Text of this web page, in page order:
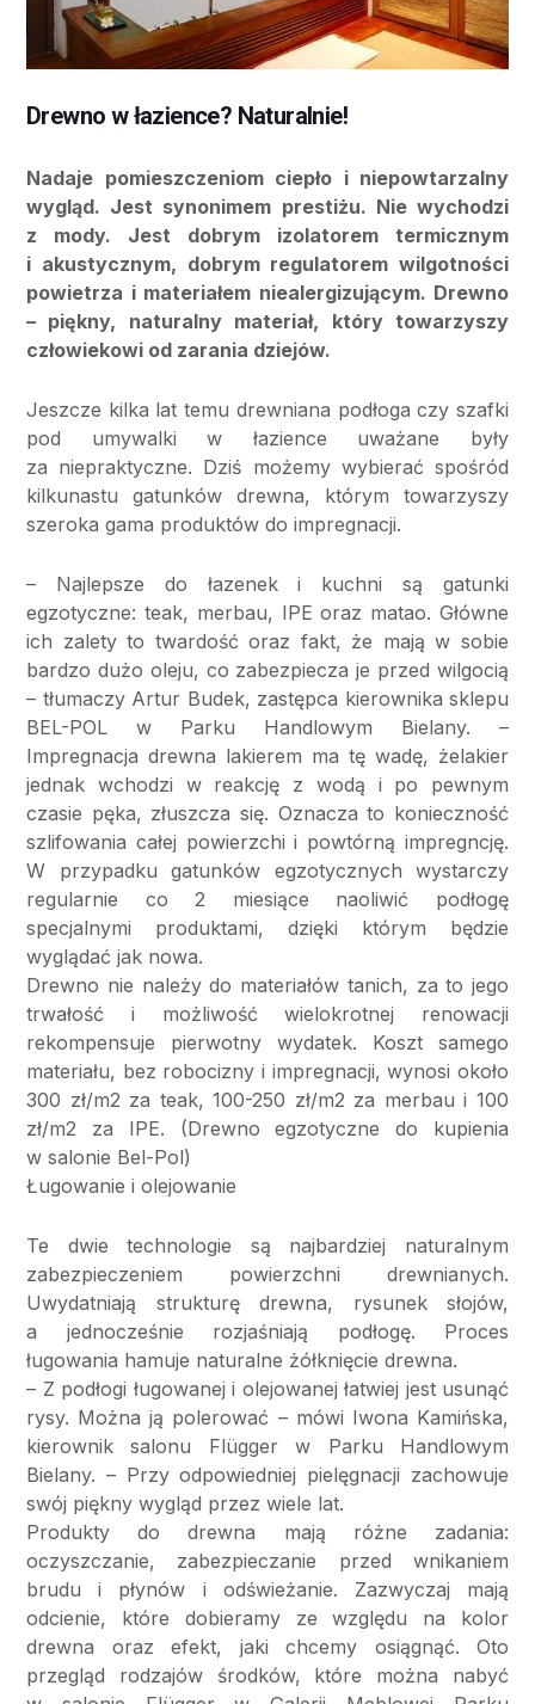
Drewno w łazience? Naturalnie!
Nadaje pomieszczeniom ciepło i niepowtarzalny
wygląd. Jest synonimem prestiżu. Nie wychodzi
z mody. Jest dobrym izolatorem termicznym
i akustycznym, dobrym regulatorem wilgotności
powietrza i materiałem niealergizującym. Drewno
– piękny, naturalny materiał, który towarzyszy
człowiekowi od zarania dziejów.
Jeszcze kilka lat temu drewniana podłoga czy szafki
pod umywalki w łazience uważane były
za niepraktyczne. Dziś możemy wybierać spośród
kilkunastu gatunków drewna, którym towarzyszy
szeroka gama produktów do impregnacji.
– Najlepsze do łazenek i kuchni są gatunki
egzotyczne: teak, merbau, IPE oraz matao. Główne
ich zalety to twardość oraz fakt, że mają w sobie
bardzo dużo oleju, co zabezpiecza je przed wilgocią
– tłumaczy Artur Budek, zastępca kierownika sklepu
BEL-POL w Parku Handlowym Bielany. –
Impregnacja drewna lakierem ma tę wadę, żelakier
jednak wchodzi w reakcję z wodą i po pewnym
czasie pęka, złuszcza się. Oznacza to konieczność
szlifowania całej powierzchi i powtórną impregncję.
W przypadku gatunków egzotycznych wystarczy
regularnie co 2 miesiące naoliwić podłogę
specjalnymi produktami, dzięki którym będzie
wyglądać jak nowa.
Drewno nie należy do materiałów tanich, za to jego
trwałość i możliwość wielokrotnej renowacji
rekompensuje pierwotny wydatek. Koszt samego
materiału, bez robocizny i impregnacji, wynosi około
300 zł/m2 za teak, 100-250 zł/m2 za merbau i 100
zł/m2 za IPE. (Drewno egzotyczne do kupienia
w salonie Bel-Pol)
Ługowanie i olejowanie
Te dwie technologie są najbardziej naturalnym
zabezpieczeniem powierzchni drewnianych.
Uwydatniają strukturę drewna, rysunek słojów,
a jednocześnie rozjaśniają podłogę. Proces
ługowania hamuje naturalne żółknięcie drewna.
– Z podłogi ługowanej i olejowanej łatwiej jest usunąć
rysy. Można ją polerować – mówi Iwona Kamińska,
kierownik salonu Flügger w Parku Handlowym
Bielany. – Przy odpowiedniej pielęgnacji zachowuje
swój piękny wygląd przez wiele lat.
Produkty do drewna mają różne zadania:
oczyszczanie, zabezpieczanie przed wnikaniem
brudu i płynów i odświeżanie. Zazwyczaj mają
odcienie, które dobieramy ze względu na kolor
drewna oraz efekt, jaki chcemy osiągnąć. Oto
przegląd rodzajów środków, które można nabyć